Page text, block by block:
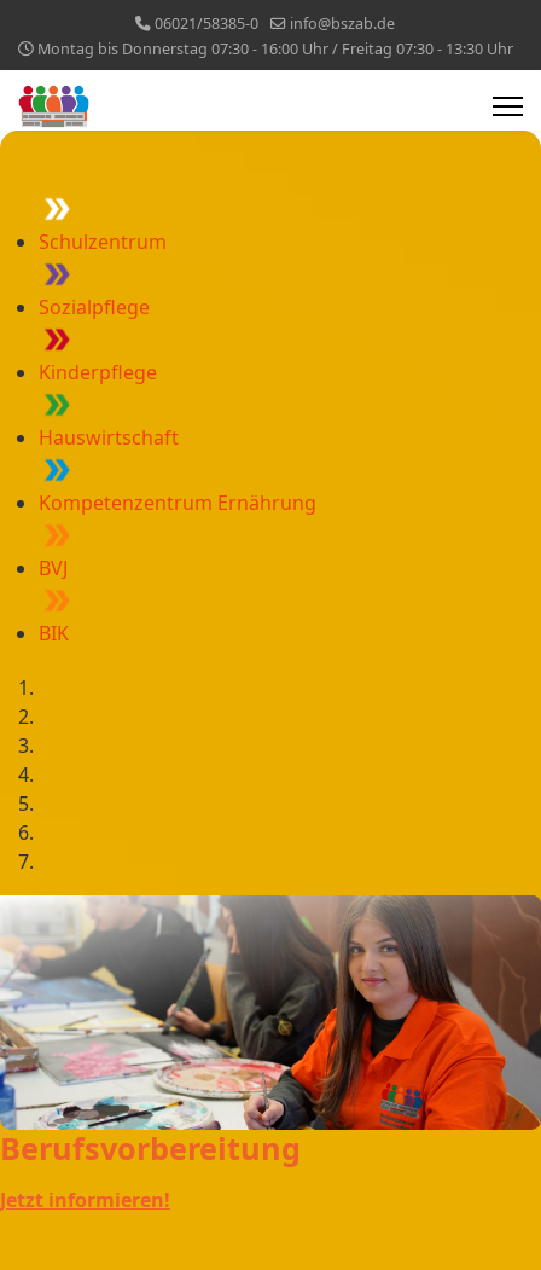
06021/58385-0
info@bszab.de
Montag bis Donnerstag 07:30 - 16:00 Uhr / Freitag 07:30 - 13:30 Uhr
Schulzentrum
Sozialpflege
Kinderpflege
Hauswirtschaft
Kompetenzentrum Ernährung
BVJ
BIK
Berufsvorbereitung
Jetzt informieren!